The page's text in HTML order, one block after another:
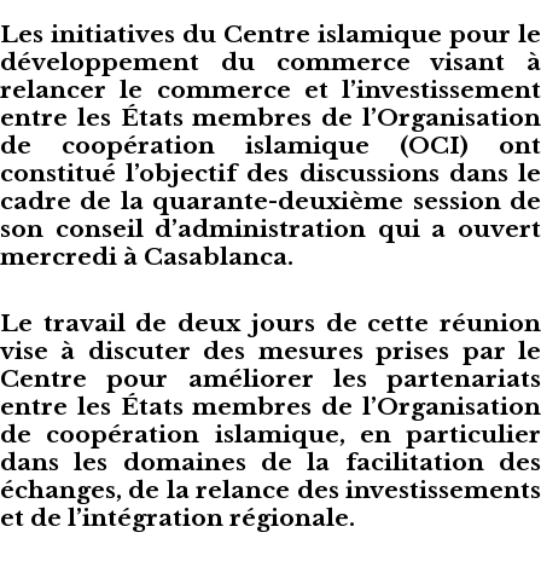
Les initiatives du Centre islamique pour le
développement du commerce visant à
relancer le commerce et l’investissement
entre les États membres de l’Organisation
de coopération islamique (OCI) ont
constitué l’objectif des discussions dans le
cadre de la quarante-deuxième session de
son conseil d’administration qui a ouvert
mercredi à Casablanca.
Le travail de deux jours de cette réunion
vise à discuter des mesures prises par le
Centre pour améliorer les partenariats
entre les États membres de l’Organisation
de coopération islamique, en particulier
dans les domaines de la facilitation des
échanges, de la relance des investissements
et de l’intégration régionale.